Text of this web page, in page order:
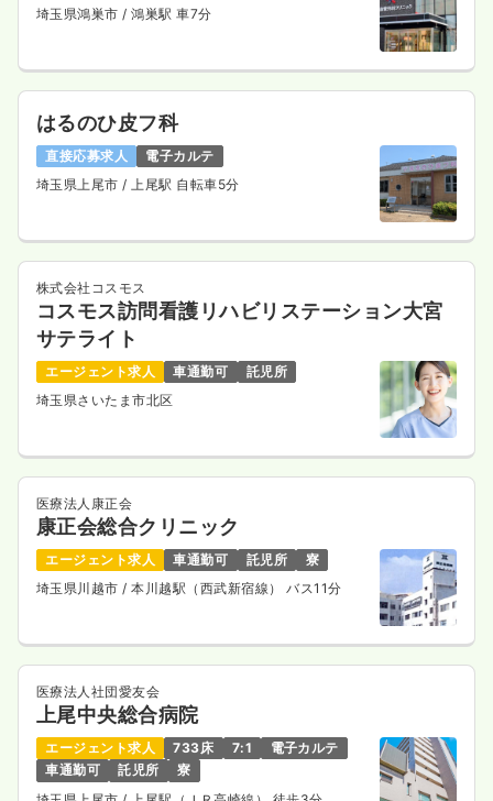
埼玉県鴻巣市/ 鴻巣駅 車7分
はるのひ皮フ科
直接応募求人
電子カルテ
埼玉県上尾市/ 上尾駅 自転車5分
株式会社コスモス
コスモス訪問看護リハビリステーション大宮
サテライト
エージェント求人 車通勤可
託児所
埼玉県さいたま市北区
医療法人康正会
康正会総合クリニック
エージェント求人 車通勤可 託児所
寮
埼玉県川越市/ 本川越駅（西武新宿線） バス11分
医療法人社団愛友会
上尾中央総合病院
エージェント求人 733床 7:1
電子カルテ
車通勤可
託児所
寮